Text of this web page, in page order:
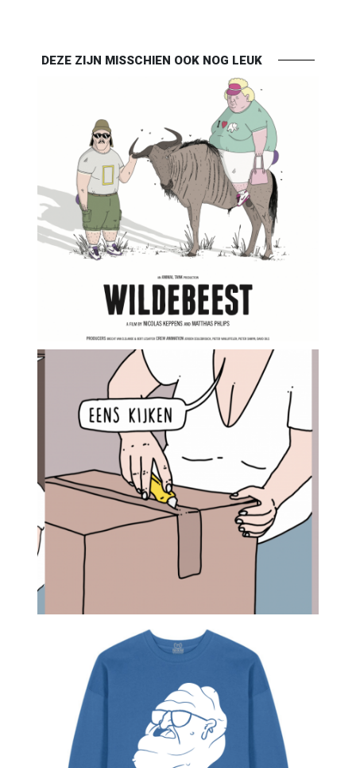
DEZE ZIJN MISSCHIEN OOK NOG LEUK